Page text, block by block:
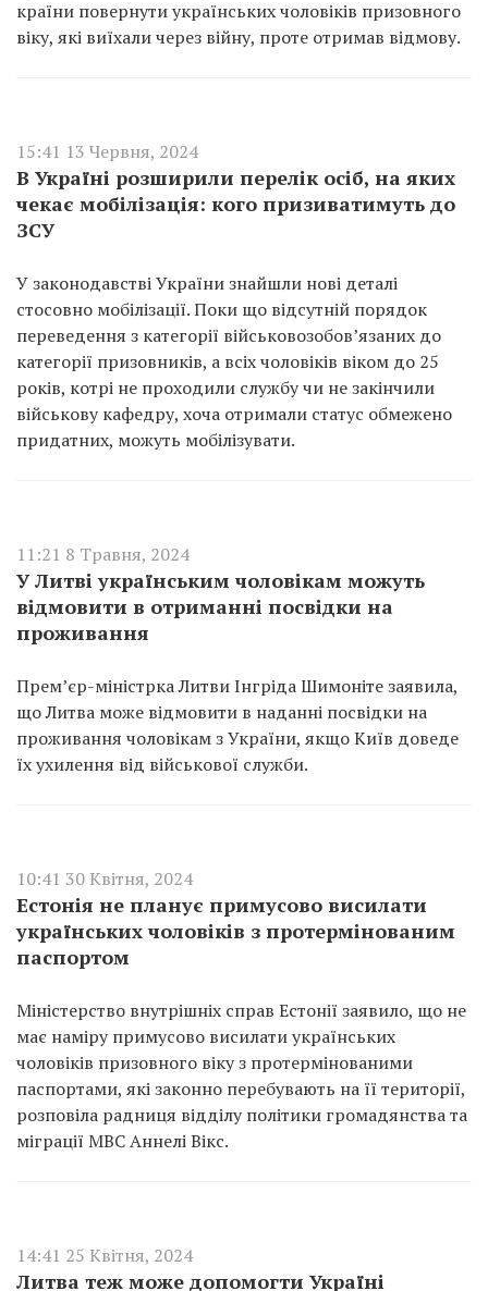
країни повернути українських чоловіків призовного
віку, які виїхали через війну, проте отримав відмову.
15:41 13 Червня, 2024
В Україні розширили перелік осіб, на яких
чекає мобілізація: кого призиватимуть до
ЗСУ
У законодавстві України знайшли нові деталі
стосовно мобілізації. Поки що відсутній порядок
переведення з категорії військовозобов’язаних до
категорії призовників, а всіх чоловіків віком до 25
років, котрі не проходили службу чи не закінчили
військову кафедру, хоча отримали статус обмежено
придатних, можуть мобілізувати.
11:21 8 Травня, 2024
У Литві українським чоловікам можуть
відмовити в отриманні посвідки на
проживання
Прем’єр-міністрка Литви Інгріда Шимоніте заявила,
що Литва може відмовити в наданні посвідки на
проживання чоловікам з України, якщо Київ доведе
їх ухилення від військової служби.
10:41 30 Квітня, 2024
Естонія не планує примусово висилати
українських чоловіків з протермінованим
паспортом
Міністерство внутрішніх справ Естонії заявило, що не
має наміру примусово висилати українських
чоловіків призовного віку з протермінованими
паспортами, які законно перебувають на її території,
розповіла радниця відділу політики громадянства та
міграції МВС Аннелі Вікс.
14:41 25 Квітня, 2024
Литва теж може допомогти Україні